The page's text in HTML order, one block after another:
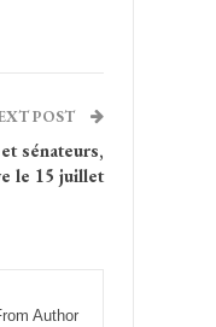
POST
sénateurs,
le 15 juillet
Author